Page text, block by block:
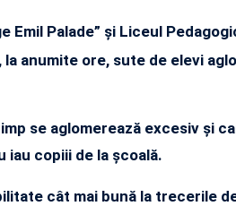
Emil Palade” şi Liceul
anumite ore, sute de elevi
se aglomerează excesiv şi
iau copiii de la şcoală.
cât mai bună la trecerile